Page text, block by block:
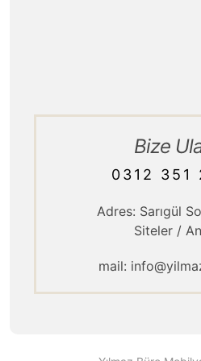
Bize
0312 351
Adres: Sarıgül
Siteler /
mail: